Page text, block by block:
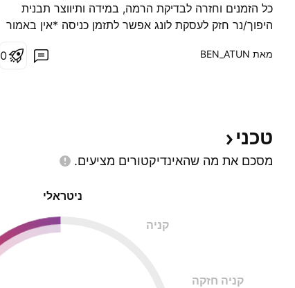
כל הזמנים וחזרה לבדיקת הרמה, במידה ותיווצר תבנית
היפוך/נר חזק לעסקת לונג אפשר לתזמן כניסה *אין באמור
מאת ‎BEN_ATUN‎ 0
טכני
מסכם את מה שהאינדיקטורים מציעים.
ניטראלי
קניה
קניה חזקה